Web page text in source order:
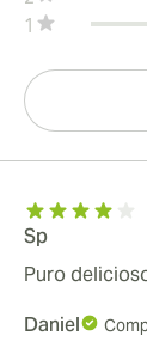
1
Sp
Puro
Daniel